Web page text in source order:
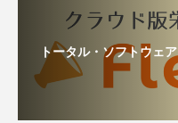
トータル・ソフトウェア